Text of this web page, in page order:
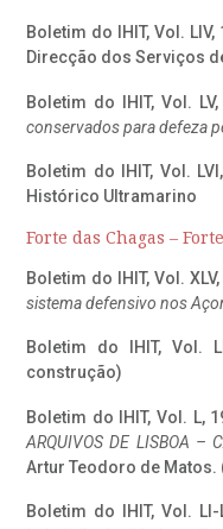
Boletim do IHIT, Vol. LIV,
Direcção dos Serviços
Boletim do IHIT, Vol.
conservados para defeza
Boletim do IHIT, Vol.
Histórico Ultramarino
Forte das Chagas –
Boletim do IHIT, Vol.
sistema defensivo nos
Boletim do IHIT, Vol.
construção)
Boletim do IHIT, Vol. L,
ARQUIVOS DE LISBOA –
Artur Teodoro de Matos.
Boletim do IHIT, Vol.